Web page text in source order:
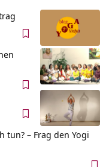
tun? – Frag den Yogi